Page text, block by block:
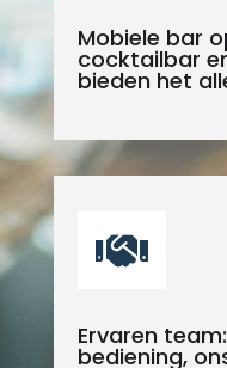
Mobiele bar
cocktailbar
bieden het

Ervaren
bediening,